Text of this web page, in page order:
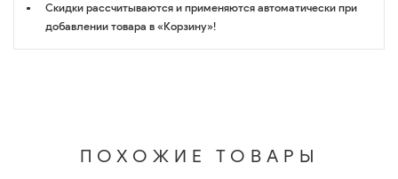
Скидки рассчитываются и применяются автоматически при
добавлении товара в «Корзину»!
ПОХОЖИЕ ТОВАРЫ